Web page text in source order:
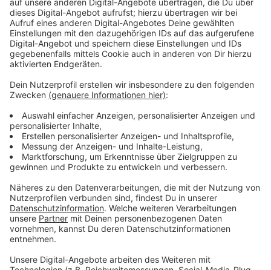
Wir benötigen Ihre
Zustimmung, um den YouTube
Video-Service zu laden!
Wir verwenden einen Service eines
Drittanbieters, um Videoinhalte
einzubetten. Dieser Service kann
Daten zu Ihren Aktivitäten
sammeln. Bitte lesen Sie die
Details durch und stimmen Sie der
Nutzung des Service zu, um dieses
Video anzusehen.
Mehr Informationen
Akzeptieren
Management Platform
KAMRAD - Feel Alive
Anzeige